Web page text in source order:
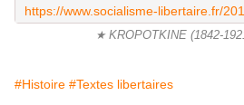
★ KROPOTKINE (1842-
#Histoire #Textes libertaires